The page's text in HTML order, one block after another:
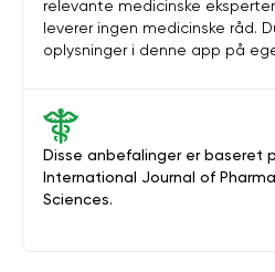
Disse anbefalinger er baseret
International Journal of
Sciences.
relevante medicinske
leverer ingen medicinske råd.
oplysninger i denne app på